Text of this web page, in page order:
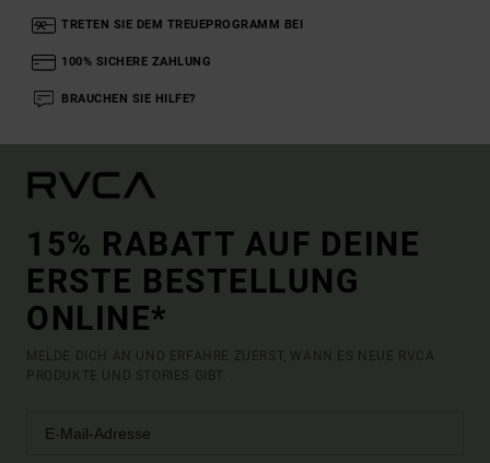
TRETEN SIE DEM TREUEPROGRAMM BEI
100% SICHERE ZAHLUNG
BRAUCHEN SIE HILFE?
15% RABATT AUF DEINE
ERSTE BESTELLUNG
ONLINE*
MELDE DICH AN UND ERFAHRE ZUERST, WANN ES NEUE RVCA
PRODUKTE UND STORIES GIBT.